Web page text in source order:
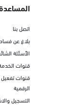
اتصل بنا
بلاغ عن
الأسئلة
قنوات
قنوات تفعيل
الرقمية
التسجيل